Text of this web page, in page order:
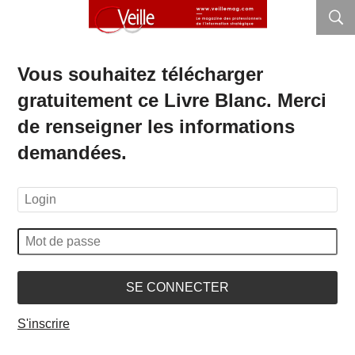
Vous souhaitez télécharger
gratuitement ce Livre Blanc. Merci
de renseigner les informations
demandées.
SE CONNECTER
S'inscrire